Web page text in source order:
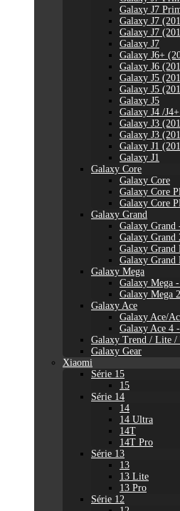
Galaxy J7
Galaxy J7
Galaxy J7
Galaxy J7
Galaxy J6+
Galaxy J6
Galaxy J5
Galaxy J5
Galaxy J5
Galaxy J4 /
Galaxy J3
Galaxy J3
Galaxy J1
Galaxy J1
Galaxy Core
Galaxy Core
Galaxy Core
Galaxy Core
Galaxy Grand
Galaxy Grand
Galaxy Grand
Galaxy Grand
Galaxy Grand
Galaxy Mega
Galaxy Mega
Galaxy Mega
Galaxy Ace
Galaxy Ace/
Galaxy Ace 4
Galaxy Trend / Lite /
Galaxy Gear
Xiaomi
Série 15
15
Série 14
14
14 Ultra
14T
14T Pro
Série 13
13
13 Lite
13 Pro
Série 12